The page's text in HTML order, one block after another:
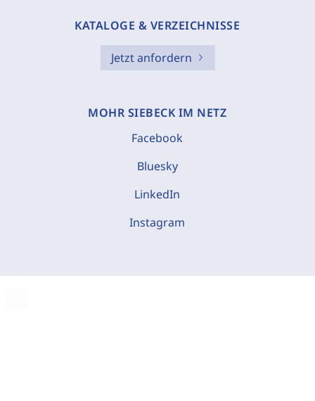
KATALOGE & VERZEICHNISSE
Jetzt anfordern
MOHR SIEBECK IM NETZ
Facebook
Bluesky
LinkedIn
Instagram